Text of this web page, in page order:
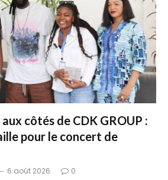
côtés de CDK GROUP :
pour le concert de
6 août 2026 0